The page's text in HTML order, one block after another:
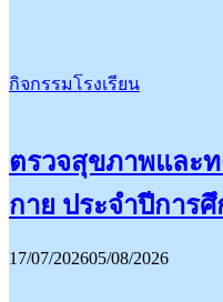
กิจกรรมโรงเรียน
ตรวจสุขภาพและ
กาย ประจำปีการ
17/07/202605/08/2026